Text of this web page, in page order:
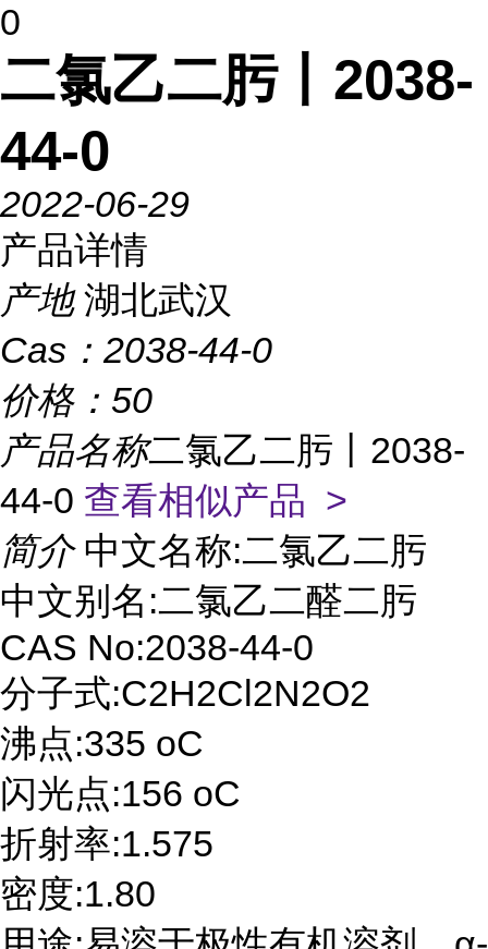
0
二氯乙二肟丨2038-
44-0
2022-06-29
产品详情
产地 湖北武汉
Cas： 2038-44-0
价格： 50
产品名称二氯乙二肟丨2038-
44-0 查看相似产品 >
简介 中文名称:二氯乙二肟
中文别名:二氯乙二醛二肟
CAS No:2038-44-0
分子式:C2H2Cl2N2O2
沸点:335 oC
闪光点:156 oC
折射率:1.575
密度:1.80